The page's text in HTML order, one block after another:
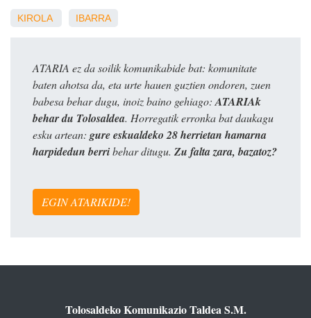
KIROLA IBARRA
ATARIA ez da soilik komunikabide bat: komunitate
baten ahotsa da, eta urte hauen guztien ondoren, zuen
babesa behar dugu, inoiz baino gehiago: ATARIAk
behar du Tolosaldea. Horregatik erronka bat daukagu
esku artean: gure eskualdeko 28 herrietan hamarna
harpidedun berribehar ditugu. Zu falta zara, bazatoz?
EGIN ATARIKIDE!
Tolosaldeko Komunikazio Taldea S.M.